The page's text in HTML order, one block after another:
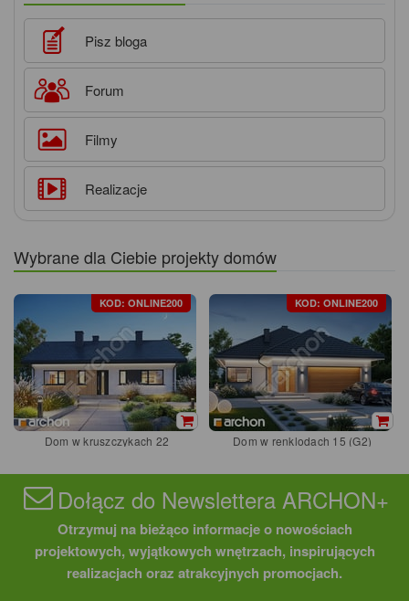
Pisz bloga
Forum
Filmy
Realizacje
Wybrane dla Ciebie projekty domów
KOD: ONLINE200
Dom w kruszczykach 22
KOD: ONLINE200
Dom w renklodach 15 (G2)
Dołącz do Newslettera ARCHON+
Otrzymuj na bieżąco informacje o nowościach
projektowych, wyjątkowych wnętrzach, inspirujących
realizacjach oraz atrakcyjnych promocjach.